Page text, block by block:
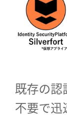
既存の認
不要で迅